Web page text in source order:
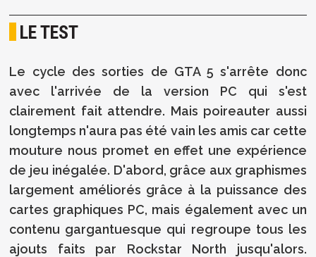
LE TEST
Le cycle des sorties de GTA 5 s'arrête donc
avec l'arrivée de la version PC qui s'est
clairement fait attendre. Mais poireauter aussi
longtemps n'aura pas été vain les amis car cette
mouture nous promet en effet une expérience
de jeu inégalée. D'abord, grâce aux graphismes
largement améliorés grâce à la puissance des
cartes graphiques PC, mais également avec un
contenu gargantuesque qui regroupe tous les
ajouts faits par Rockstar North jusqu'alors.